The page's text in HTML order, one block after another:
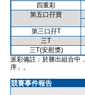
四重彩
第五口孖寶
第三口孖T
三T
三T(安慰獎)
派彩備註：於勝出組合中
序」。
競賽事件報告